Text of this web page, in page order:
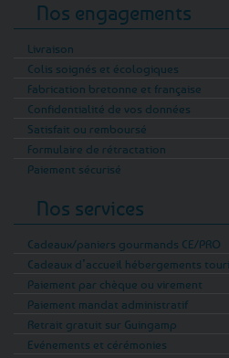
Nos engagements
Livraison
Colis soignés et écologiques
Fabrication bretonne et française
Confidentialité de vos données
Satisfait ou remboursé
Formulaire de rétractation
Paiement sécurisé
Nos services
Cadeaux/paniers gourmands CE/PRO
Cadeaux d’accueil hébergements
Paiement par chèque ou virement
Paiement mandat administratif
Retrait gratuit sur Guingamp
Evénements et cérémonies